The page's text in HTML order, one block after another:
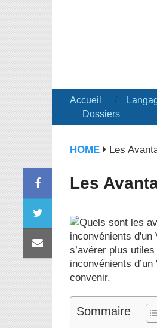
Accueil
Dossiers
HOME Les
Les
s’avérer plus
inconvénients
convenir.
Sommaire